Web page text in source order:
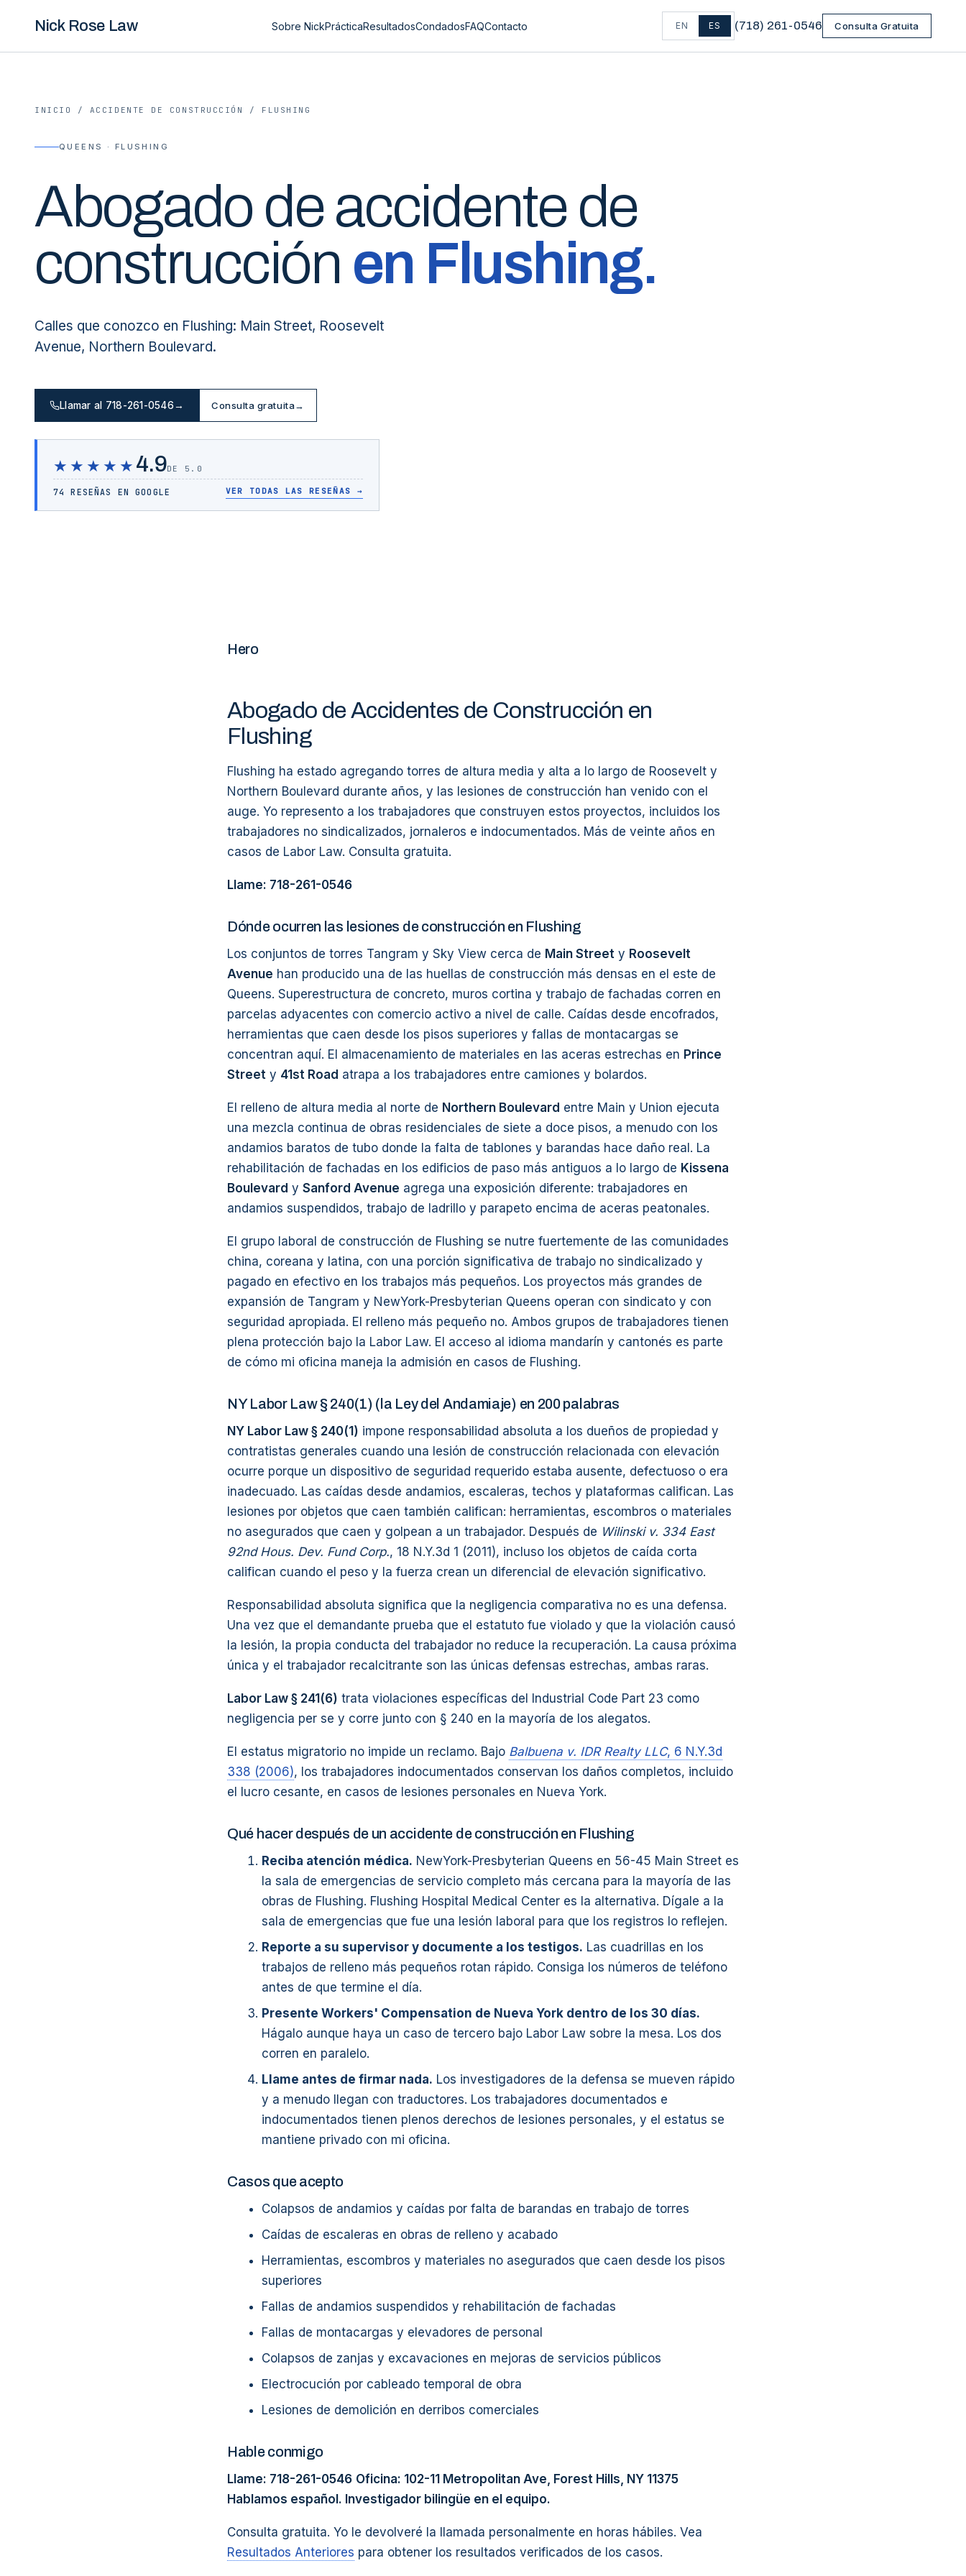
Nick Rose Law Sobre NickPrácticaResultadosCondadosFAQContacto EN ES (718) 261-0546 Consulta Gratuita
INICIO / ACCIDENTE DE CONSTRUCCIÓN / FLUSHING
QUEENS · FLUSHING
Abogado de accidente de
construcción en Flushing.
Calles que conozco en Flushing: Main Street, Roosevelt
Avenue, Northern Boulevard.
Llamar al 718-261-0546→ Consulta gratuita→
★★★★★ 4.9DE 5.0
74 RESEÑAS EN GOOGLE VER TODAS LAS RESEÑAS →
Hero
Abogado de Accidentes de Construcción en
Flushing
Flushing ha estado agregando torres de altura media y alta a lo largo de Roosevelt y
Northern Boulevard durante años, y las lesiones de construcción han venido con el
auge. Yo represento a los trabajadores que construyen estos proyectos, incluidos los
trabajadores no sindicalizados, jornaleros e indocumentados. Más de veinte años en
casos de Labor Law. Consulta gratuita.
Llame: 718-261-0546
Dónde ocurren las lesiones de construcción en Flushing
Los conjuntos de torres Tangram y Sky View cerca de Main Street y Roosevelt
Avenue han producido una de las huellas de construcción más densas en el este de
Queens. Superestructura de concreto, muros cortina y trabajo de fachadas corren en
parcelas adyacentes con comercio activo a nivel de calle. Caídas desde encofrados,
herramientas que caen desde los pisos superiores y fallas de montacargas se
concentran aquí. El almacenamiento de materiales en las aceras estrechas en Prince
Street y 41st Road atrapa a los trabajadores entre camiones y bolardos.
El relleno de altura media al norte de Northern Boulevard entre Main y Union ejecuta
una mezcla continua de obras residenciales de siete a doce pisos, a menudo con los
andamios baratos de tubo donde la falta de tablones y barandas hace daño real. La
rehabilitación de fachadas en los edificios de paso más antiguos a lo largo de Kissena
Boulevard y Sanford Avenue agrega una exposición diferente: trabajadores en
andamios suspendidos, trabajo de ladrillo y parapeto encima de aceras peatonales.
El grupo laboral de construcción de Flushing se nutre fuertemente de las comunidades
china, coreana y latina, con una porción significativa de trabajo no sindicalizado y
pagado en efectivo en los trabajos más pequeños. Los proyectos más grandes de
expansión de Tangram y NewYork-Presbyterian Queens operan con sindicato y con
seguridad apropiada. El relleno más pequeño no. Ambos grupos de trabajadores tienen
plena protección bajo la Labor Law. El acceso al idioma mandarín y cantonés es parte
de cómo mi oficina maneja la admisión en casos de Flushing.
NY Labor Law § 240(1) (la Ley del Andamiaje) en 200 palabras
NY Labor Law § 240(1) impone responsabilidad absoluta a los dueños de propiedad y
contratistas generales cuando una lesión de construcción relacionada con elevación
ocurre porque un dispositivo de seguridad requerido estaba ausente, defectuoso o era
inadecuado. Las caídas desde andamios, escaleras, techos y plataformas califican. Las
lesiones por objetos que caen también califican: herramientas, escombros o materiales
no asegurados que caen y golpean a un trabajador. Después de Wilinski v. 334 East
92nd Hous. Dev. Fund Corp., 18 N.Y.3d 1 (2011), incluso los objetos de caída corta
califican cuando el peso y la fuerza crean un diferencial de elevación significativo.
Responsabilidad absoluta significa que la negligencia comparativa no es una defensa.
Una vez que el demandante prueba que el estatuto fue violado y que la violación causó
la lesión, la propia conducta del trabajador no reduce la recuperación. La causa próxima
única y el trabajador recalcitrante son las únicas defensas estrechas, ambas raras.
Labor Law § 241(6) trata violaciones específicas del Industrial Code Part 23 como
negligencia per se y corre junto con § 240 en la mayoría de los alegatos.
El estatus migratorio no impide un reclamo. Bajo Balbuena v. IDR Realty LLC, 6 N.Y.3d
338 (2006), los trabajadores indocumentados conservan los daños completos, incluido
el lucro cesante, en casos de lesiones personales en Nueva York.
Qué hacer después de un accidente de construcción en Flushing
Reciba atención médica. NewYork-Presbyterian Queens en 56-45 Main Street es
la sala de emergencias de servicio completo más cercana para la mayoría de las
obras de Flushing. Flushing Hospital Medical Center es la alternativa. Dígale a la
sala de emergencias que fue una lesión laboral para que los registros lo reflejen.
Reporte a su supervisor y documente a los testigos. Las cuadrillas en los
trabajos de relleno más pequeños rotan rápido. Consiga los números de teléfono
antes de que termine el día.
Presente Workers' Compensation de Nueva York dentro de los 30 días.
Hágalo aunque haya un caso de tercero bajo Labor Law sobre la mesa. Los dos
corren en paralelo.
Llame antes de firmar nada. Los investigadores de la defensa se mueven rápido
y a menudo llegan con traductores. Los trabajadores documentados e
indocumentados tienen plenos derechos de lesiones personales, y el estatus se
mantiene privado con mi oficina.
Casos que acepto
Colapsos de andamios y caídas por falta de barandas en trabajo de torres
Caídas de escaleras en obras de relleno y acabado
Herramientas, escombros y materiales no asegurados que caen desde los pisos
superiores
Fallas de andamios suspendidos y rehabilitación de fachadas
Fallas de montacargas y elevadores de personal
Colapsos de zanjas y excavaciones en mejoras de servicios públicos
Electrocución por cableado temporal de obra
Lesiones de demolición en derribos comerciales
Hable conmigo
Llame: 718-261-0546 Oficina: 102-11 Metropolitan Ave, Forest Hills, NY 11375
Hablamos español. Investigador bilingüe en el equipo.
Consulta gratuita. Yo le devolveré la llamada personalmente en horas hábiles. Vea
Resultados Anteriores para obtener los resultados verificados de los casos.